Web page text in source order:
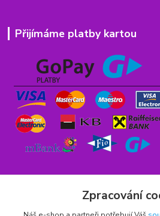
Přijímáme platby kartou
Zpracování